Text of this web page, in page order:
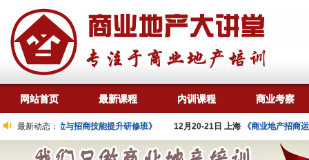
网站首页 最新课程 内训课程 商业考察
最新动态：
准定位与招商技能提升研修班》 12月20-21日 上海 《商业地产招商运营模